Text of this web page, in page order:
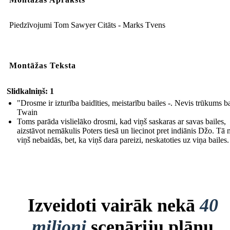
Piedzīvojumi Tom Sawyer Citāts - Marks Tvens
Montāžas Teksta
Slidkalniņš: 1
"Drosme ir izturība baidīties, meistarību bailes -. Nevis trūkums
Twain
Toms parāda vislielāko drosmi, kad viņš saskaras ar savas bailes,
aizstāvot nemākulis Poters tiesā un liecinot pret indiānis Džo. Tā
viņš nebaidās, bet, ka viņš dara pareizi, neskatoties uz viņa bailes.
Izveidoti vairāk nekā40